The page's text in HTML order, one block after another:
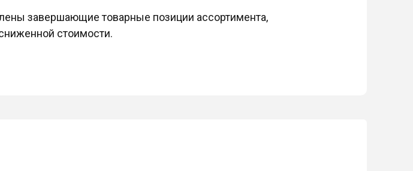
завершающие товарные позиции ассортимента,
стоимости.